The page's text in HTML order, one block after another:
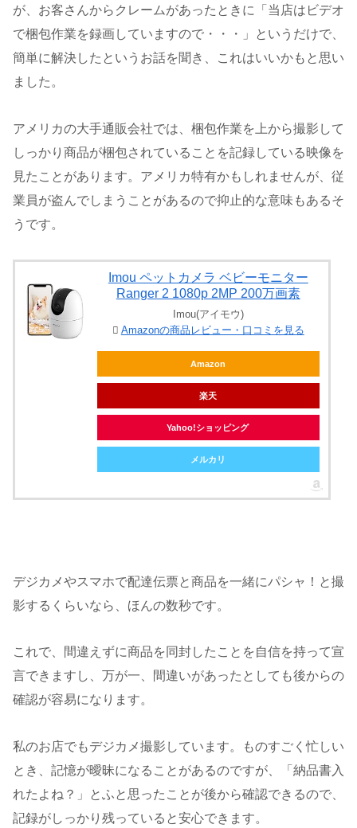
が、お客さんからクレームがあったときに「当店はビデオ
で梱包作業を録画していますので・・・」というだけで、
簡単に解決したというお話を聞き、これはいいかもと思い
ました。
アメリカの大手通販会社では、梱包作業を上から撮影して
しっかり商品が梱包されていることを記録している映像を
見たことがあります。アメリカ特有かもしれませんが、従
業員が盗んでしまうことがあるので抑止的な意味もあるそ
うです。
Imou ペットカメラ ベビーモニター
Ranger 2 1080p 2MP 200万画素
Imou(アイモウ)
Amazonの商品レビュー・口コミを見る
Amazon
楽天
Yahoo!ショッピング
メルカリ
デジカメやスマホで配達伝票と商品を一緒にパシャ！と撮
影するくらいなら、ほんの数秒です。
これで、間違えずに商品を同封したことを自信を持って宣
言できますし、万が一、間違いがあったとしても後からの
確認が容易になります。
私のお店でもデジカメ撮影しています。ものすごく忙しい
とき、記憶が曖昧になることがあるのですが、「納品書入
れたよね？」とふと思ったことが後から確認できるので、
記録がしっかり残っていると安心できます。